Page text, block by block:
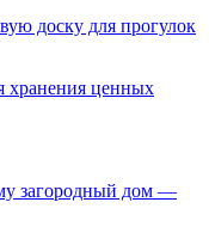
доску для прогулок
хранения ценных
загородный дом —